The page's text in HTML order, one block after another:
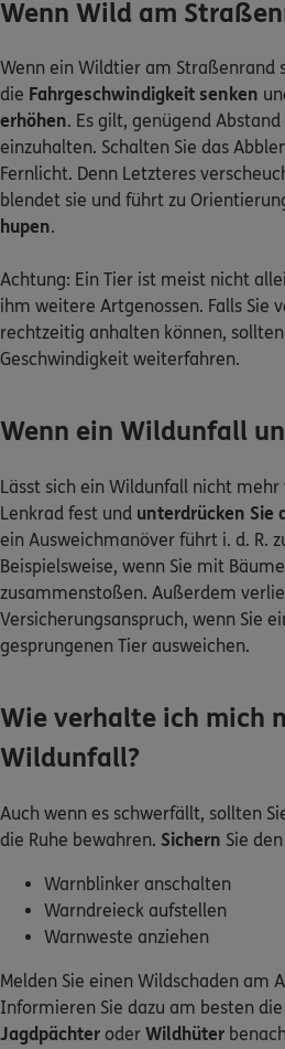
Wenn Wild am
Wenn ein Wildtier am Straßenrand
die Fahrgeschwindigkeit senken
erhöhen. Es gilt, genügend
einzuhalten. Schalten Sie das
Fernlicht. Denn Letzteres
blendet sie und führt zu
hupen.
Achtung: Ein Tier ist meist nicht
ihm weitere Artgenossen. Falls Sie
rechtzeitig anhalten können,
Geschwindigkeit weiterfahren.
Wenn ein Wildunfall
Lässt sich ein Wildunfall nicht
Lenkrad fest und unterdrücken Sie
ein Ausweichmanöver führt i. d. R.
Beispielsweise, wenn Sie mit
zusammenstoßen. Außerdem
Versicherungsanspruch, wenn Sie
gesprungenen Tier ausweichen.
Wie verhalte ich mich
Wildunfall?
Auch wenn es schwerfällt, sollten
die Ruhe bewahren. Sichern Sie den
Warnblinker anschalten
Warndreieck aufstellen
Warnweste anziehen
Melden Sie einen Wildschaden am
Informieren Sie dazu am besten die
Jagdpächter oder Wildhüter